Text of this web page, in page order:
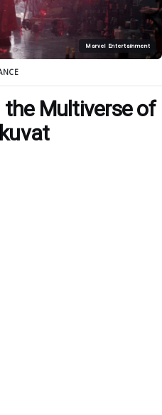
Marvel Entertainment
Multiverse of